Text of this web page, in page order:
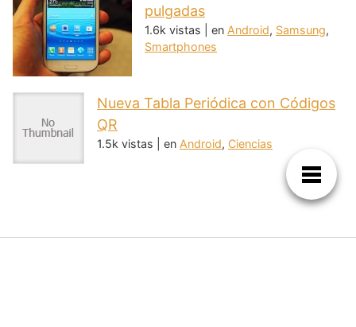
pulgadas
1.6k vistas en Android, Samsung,
Smartphones
Nueva Tabla Periódica con Códigos
QR
1.5k vistas en Android, Ciencias